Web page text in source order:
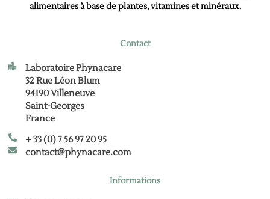
alimentaires à base de plantes, vitamines et minéraux.
Contact
Laboratoire Phynacare
32 Rue Léon Blum
94190 Villeneuve
Saint-Georges
France
+ 33 (0) 7 56 97 20 95
contact@phynacare.com
Informations